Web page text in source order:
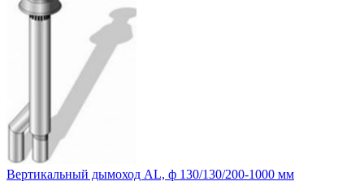
Вертикальный дымоход AL, ф 130/130/200-1000 мм